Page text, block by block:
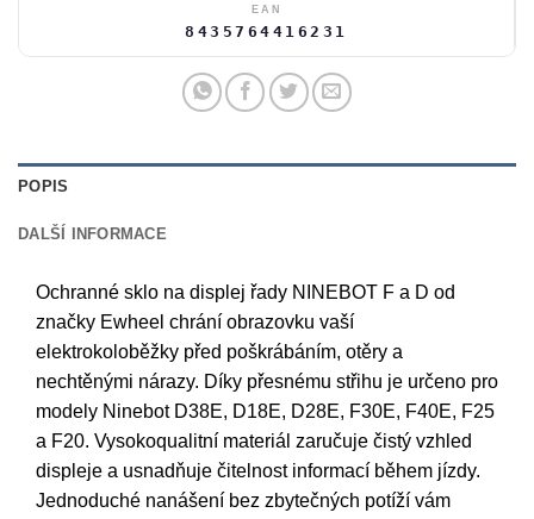
EAN
8435764416231
POPIS
DALŠÍ INFORMACE
Ochranné sklo na displej řady NINEBOT F a D od
značky Ewheel chrání obrazovku vaší
elektrokoloběžky před poškrábáním, otěry a
nechtěnými nárazy. Díky přesnému střihu je určeno pro
modely Ninebot D38E, D18E, D28E, F30E, F40E, F25
a F20. Vysokoqualitní materiál zaručuje čistý vzhled
displeje a usnadňuje čitelnost informací během jízdy.
Jednoduché nanášení bez zbytečných potíží vám